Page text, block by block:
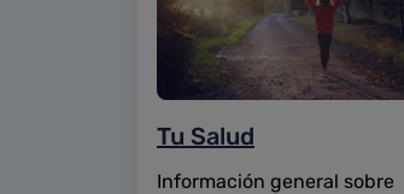
Tu Salud
Información general sobre